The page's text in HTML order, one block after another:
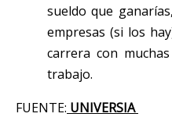
sueldo que
empresas (si los
carrera con
trabajo.
FUENTE: UNIVERSIA